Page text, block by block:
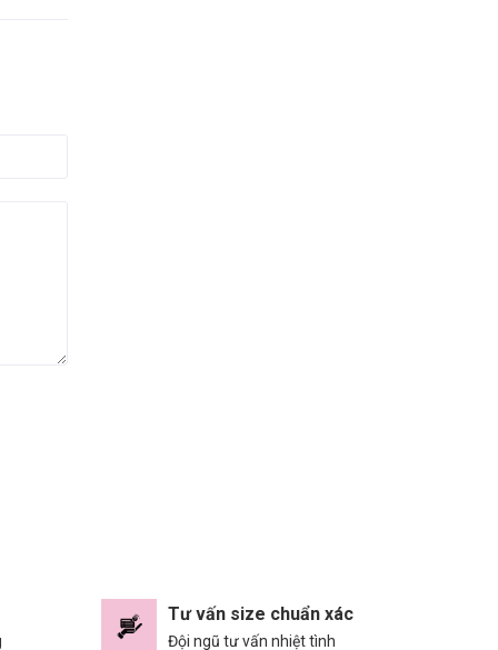
Tư vấn size chuẩn xác
Đội ngũ tư vấn nhiệt tình